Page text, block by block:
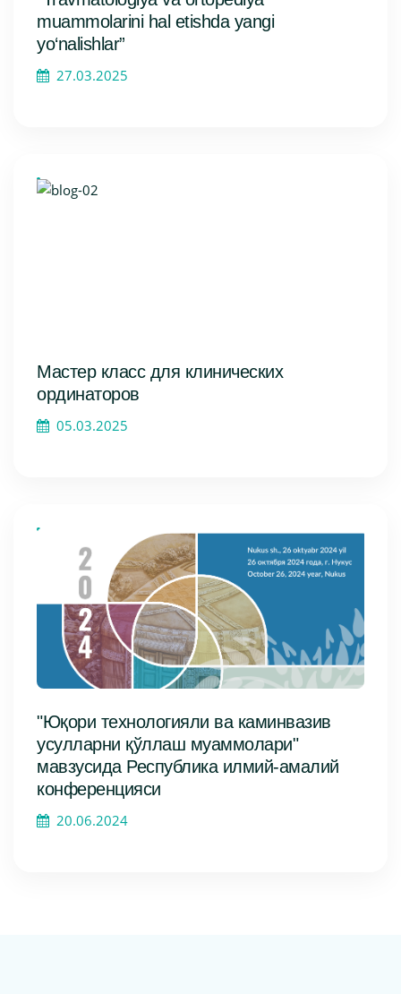
muammolarini hal etishda yangi
yo‘nalishlar”
27.03.2025
Мастер класс для клинических
ординаторов
05.03.2025
"Юқори технологияли ва каминвазив
усулларни қўллаш муаммолари"
мавзусида Республика илмий-амалий
конференцияси
20.06.2024